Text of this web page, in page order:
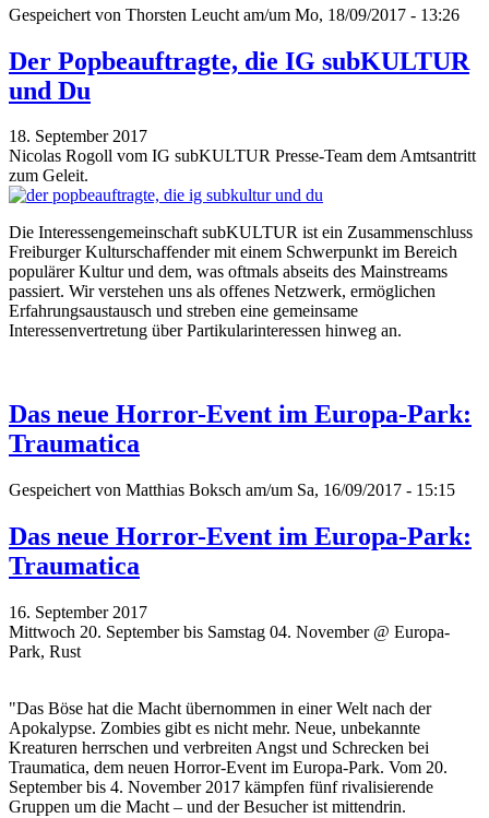
Gespeichert von Thorsten Leucht am/um Mo, 18/09/2017 - 13:26
Der Popbeauftragte, die IG subKULTUR
und Du
18. September 2017
Nicolas Rogoll vom IG subKULTUR Presse-Team dem Amtsantritt
zum Geleit.
Die Interessengemeinschaft subKULTUR ist ein Zusammenschluss
Freiburger Kulturschaffender mit einem Schwerpunkt im Bereich
populärer Kultur und dem, was oftmals abseits des Mainstreams
passiert. Wir verstehen uns als offenes Netzwerk, ermöglichen
Erfahrungsaustausch und streben eine gemeinsame
Interessenvertretung über Partikularinteressen hinweg an.
Das neue Horror-Event im Europa-Park:
Traumatica
Gespeichert von Matthias Boksch am/um Sa, 16/09/2017 - 15:15
Das neue Horror-Event im Europa-Park:
Traumatica
16. September 2017
Mittwoch 20. September bis Samstag 04. November @ Europa-
Park, Rust
"Das Böse hat die Macht übernommen in einer Welt nach der
Apokalypse. Zombies gibt es nicht mehr. Neue, unbekannte
Kreaturen herrschen und verbreiten Angst und Schrecken bei
Traumatica, dem neuen Horror-Event im Europa-Park. Vom 20.
September bis 4. November 2017 kämpfen fünf rivalisierende
Gruppen um die Macht – und der Besucher ist mittendrin.